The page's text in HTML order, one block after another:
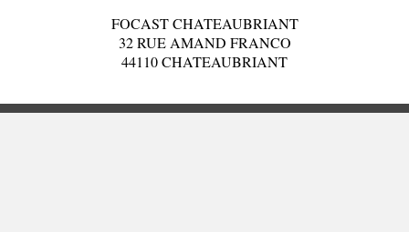
FOCAST CHATEAUBRIANT
32 RUE AMAND FRANCO
44110 CHATEAUBRIANT